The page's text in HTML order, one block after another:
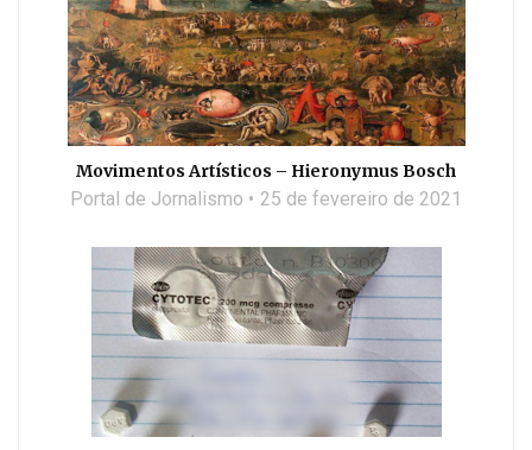
Movimentos Artísticos – Hieronymus Bosch
Portal de Jornalismo 25 de fevereiro de 2021